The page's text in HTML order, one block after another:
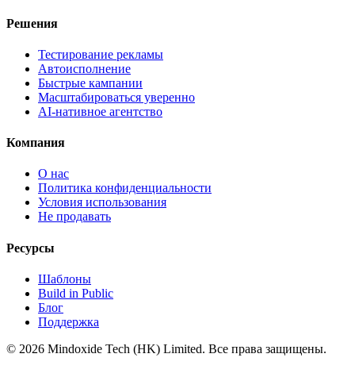
Решения
Тестирование рекламы
Автоисполнение
Быстрые кампании
Масштабироваться уверенно
AI-нативное агентство
Компания
О нас
Политика конфиденциальности
Условия использования
Не продавать
Ресурсы
Шаблоны
Build in Public
Блог
Поддержка
© 2026 Mindoxide Tech (HK) Limited. Все права защищены.